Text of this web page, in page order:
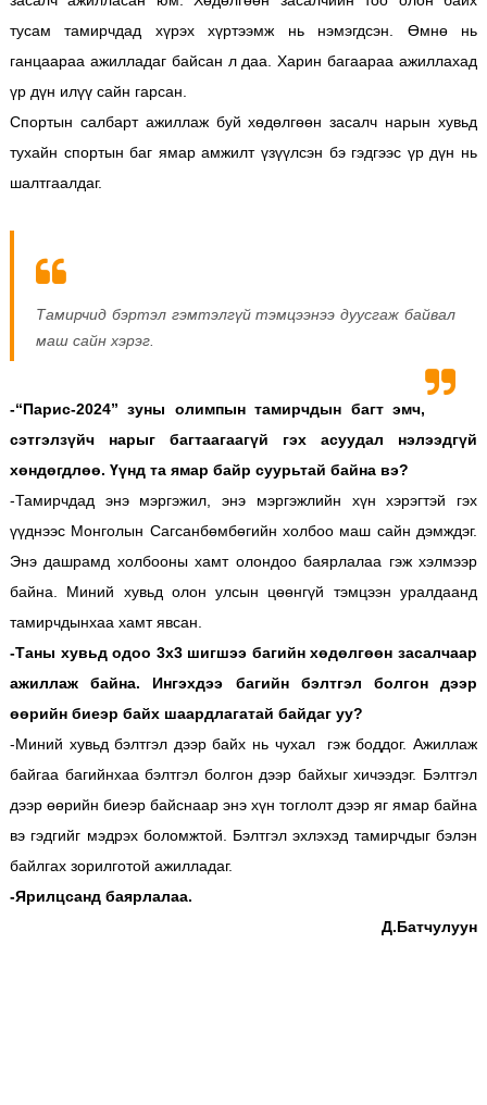
тусам тамирчдад хүрэх хүртээмж нь нэмэгдсэн. Өмнө нь
ганцаараа ажилладаг байсан л даа. Харин багаараа ажиллахад
үр дүн илүү сайн гарсан.
Спортын салбарт ажиллаж буй хөдөлгөөн засалч нарын хувьд
тухайн спортын баг ямар амжилт үзүүлсэн бэ гэдгээс үр дүн нь
шалтгаалдаг.
Тамирчид бэртэл гэмтэлгүй тэмцээнээ дуусгаж байвал
маш сайн хэрэг.
-“Парис-2024” зуны олимпын тамирчдын багт эмч,
сэтгэлзүйч нарыг багтаагаагүй гэх асуудал нэлээдгүй
хөндөгдлөө. Үүнд та ямар байр суурьтай байна вэ?
-Тамирчдад энэ мэргэжил, энэ мэргэжлийн хүн хэрэгтэй гэх
үүднээс Монголын Сагсанбөмбөгийн холбоо маш сайн дэмждэг.
Энэ дашрамд холбооны хамт олондоо баярлалаа гэж хэлмээр
байна. Миний хувьд олон улсын цөөнгүй тэмцээн уралдаанд
тамирчдынхаа хамт явсан.
-Таны хувьд одоо 3х3 шигшээ багийн хөдөлгөөн засалчаар
ажиллаж байна. Ингэхдээ багийн бэлтгэл болгон дээр
өөрийн биеэр байх шаардлагатай байдаг уу?
-Миний хувьд бэлтгэл дээр байх нь чухал гэж боддог. Ажиллаж
байгаа багийнхаа бэлтгэл болгон дээр байхыг хичээдэг. Бэлтгэл
дээр өөрийн биеэр байснаар энэ хүн тоглолт дээр яг ямар байна
вэ гэдгийг мэдрэх боломжтой. Бэлтгэл эхлэхэд тамирчдыг бэлэн
байлгах зорилготой ажилладаг.
-Ярилцсанд баярлалаа.
Д.Батчулуун